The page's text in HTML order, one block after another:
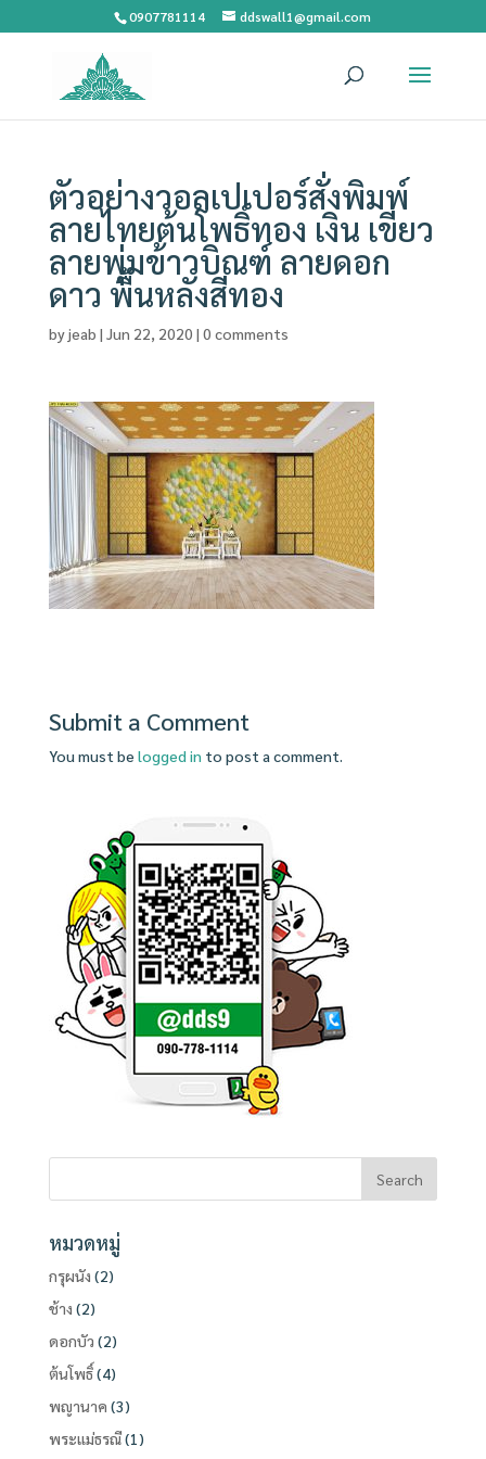
0907781114 ddswall1@gmail.com
ตัวอย่างวอลเปเปอร์สั่งพิมพ์
ลายไทยต้นโพธิ์ทอง เงิน เขียว
ลายพุ่มข้าวบิณฑ์ ลายดอก
ดาว พื้นหลังสีทอง
byjeab | Jun 22, 2020 | 0 comments
Submit a Comment
You must be logged in to post a comment.
หมวดหมู่
กรุผนัง (2)
ช้าง (2)
ดอกบัว (2)
ต้นโพธิ์(4)
พญานาค (3)
พระแม่ธรณี(1)